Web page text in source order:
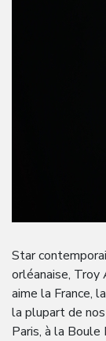
Star
orléanaise, Troy
aime la France,
la plupart de
Paris, à la Boule